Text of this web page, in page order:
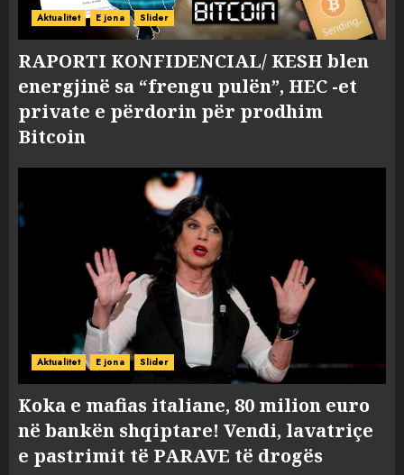
Aktualitet E jona Slider
RAPORTI KONFIDENCIAL/ KESH blen
energjinë sa “frengu pulën”, HEC -et
private e përdorin për prodhim
Bitcoin
Aktualitet E jona Slider
Koka e mafias italiane, 80 milion euro
në bankën shqiptare! Vendi, lavatriçe
e pastrimit të PARAVE të drogës